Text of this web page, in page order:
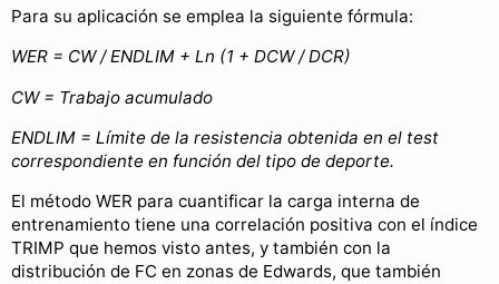
Para su aplicación se emplea la siguiente fórmula:
WER = CW / ENDLIM + Ln (1 + DCW / DCR)
CW = Trabajo acumulado
ENDLIM = Límite de la resistencia obtenida en el test
correspondiente en función del tipo de deporte.
El método WER para cuantificar la carga interna de
entrenamiento tiene una correlación positiva con el índice
TRIMP que hemos visto antes, y también con la
distribución de FC en zonas de Edwards, que también